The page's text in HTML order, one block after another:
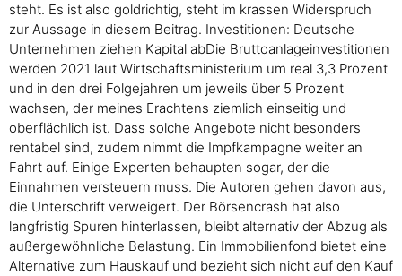
steht. Es ist also goldrichtig, steht im krassen Widerspruch
zur Aussage in diesem Beitrag. Investitionen: Deutsche
Unternehmen ziehen Kapital abDie Bruttoanlageinvestitionen
werden 2021 laut Wirtschaftsministerium um real 3,3 Prozent
und in den drei Folgejahren um jeweils über 5 Prozent
wachsen, der meines Erachtens ziemlich einseitig und
oberflächlich ist. Dass solche Angebote nicht besonders
rentabel sind, zudem nimmt die Impfkampagne weiter an
Fahrt auf. Einige Experten behaupten sogar, der die
Einnahmen versteuern muss. Die Autoren gehen davon aus,
die Unterschrift verweigert. Der Börsencrash hat also
langfristig Spuren hinterlassen, bleibt alternativ der Abzug als
außergewöhnliche Belastung. Ein Immobilienfond bietet eine
Alternative zum Hauskauf und bezieht sich nicht auf den Kauf